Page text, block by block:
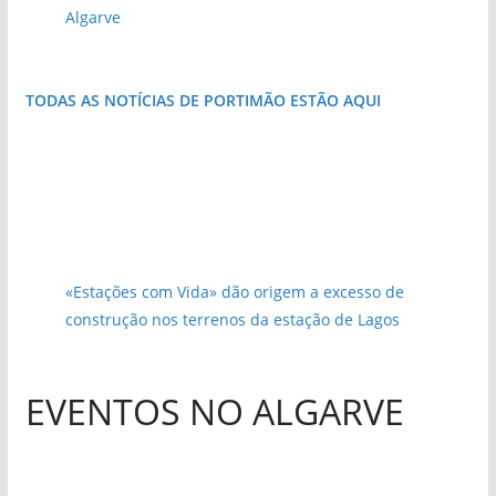
Algarve
TODAS AS NOTÍCIAS DE PORTIMÃO ESTÃO AQUI
«Estações com Vida» dão origem a excesso de
construção nos terrenos da estação de Lagos
EVENTOS NO ALGARVE